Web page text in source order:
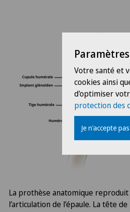
La prothèse anatomique reproduit
l’articulation de l’épaule. La tête
Votre santé et
cookies ainsi
d'optimiser
protection des
Je n'accepte pas